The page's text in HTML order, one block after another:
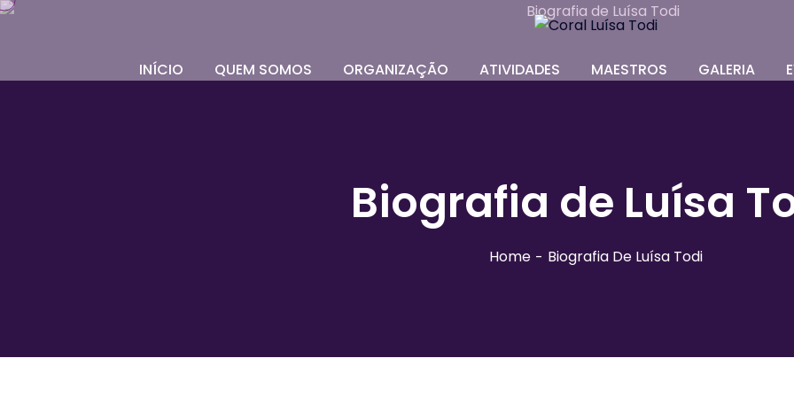
INÍCIO QUEM SOMOS ORGANIZAÇÃO ATIVIDADES MAESTROS GALERIA
Biografia de Luísa
Home Biografia De Luísa Todi